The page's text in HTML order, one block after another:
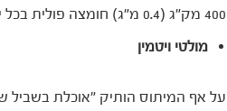
400 מק"ג (0.4 מ"ג) חומצה פולית בכל יום.
מולטי ויטמין